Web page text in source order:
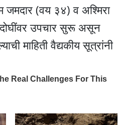
(वय ३४) व अश्मिरा
उपचार सुरू असून
माहिती वैद्यकीय सूत्रांनी